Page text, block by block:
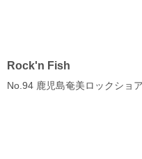
Rock'n Fish
No.94 鹿児島奄美ロックショ